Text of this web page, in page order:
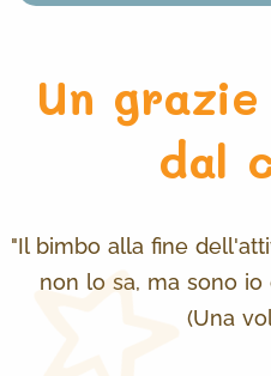
Un
dal
"Il bimbo alla fine
non lo sa, ma sono io
(Una